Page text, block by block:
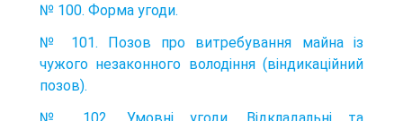
№ 100. Форма угоди.
№ 101. Позов про витребування майна із
чужого незаконного володіння (віндикаційний
позов).